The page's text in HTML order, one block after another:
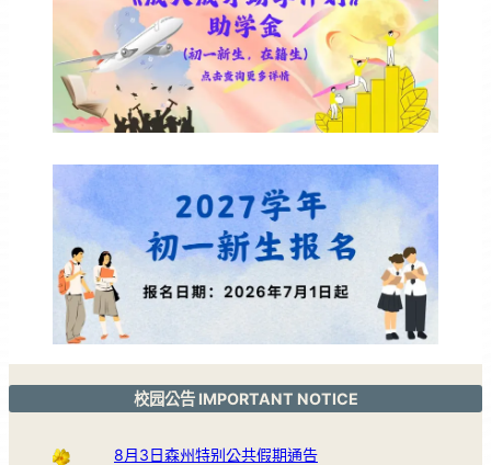
校园公告 IMPORTANT NOTICE
8月3日森州特别公共假期通告